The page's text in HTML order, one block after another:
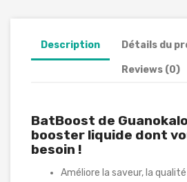
Description Détails du
Reviews (0)
BatBoost de
booster liquide dont
besoin !
Améliore la saveur, la